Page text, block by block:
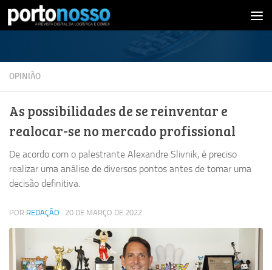
Skip to content
OPINIÃO
As possibilidades de se reinventar e
realocar-se no mercado profissional
De acordo com o palestrante Alexandre Slivnik, é preciso
realizar uma análise de diversos pontos antes de tomar uma
decisão definitiva.
POR REDAÇÃO · 20 DE MARÇO DE 2022